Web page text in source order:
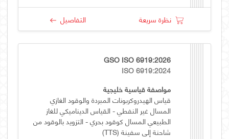
نظرة سريعة التفاصيل
GSO ISO 6919:2026
ISO 6919:2024
مواصفة قياسية خليجية
قياس الهيدروكربونات المبردة والوقود الغازي
المسال غير النفطي - القياس الديناميكي للغاز
الطبيعي المسال كوقود بحري - التزويد بالوقود من
شاحنة إلى سفينة (TTS)